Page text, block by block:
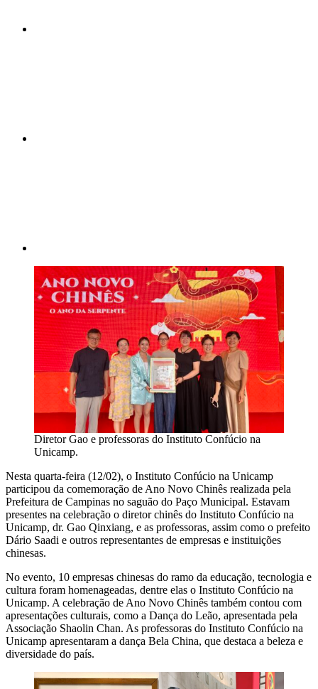
Diretor Gao e professoras do Instituto Confúcio na
Unicamp.
Nesta quarta-feira (12/02), o Instituto Confúcio na Unicamp
participou da comemoração de Ano Novo Chinês realizada pela
Prefeitura de Campinas no saguão do Paço Municipal. Estavam
presentes na celebração o diretor chinês do Instituto Confúcio na
Unicamp, dr. Gao Qinxiang, e as professoras, assim como o prefeito
Dário Saadi e outros representantes de empresas e instituições
chinesas.
No evento, 10 empresas chinesas do ramo da educação, tecnologia e
cultura foram homenageadas, dentre elas o Instituto Confúcio na
Unicamp. A celebração de Ano Novo Chinês também contou com
apresentações culturais, como a Dança do Leão, apresentada pela
Associação Shaolin Chan. As professoras do Instituto Confúcio na
Unicamp apresentaram a dança Bela China, que destaca a beleza e
diversidade do país.